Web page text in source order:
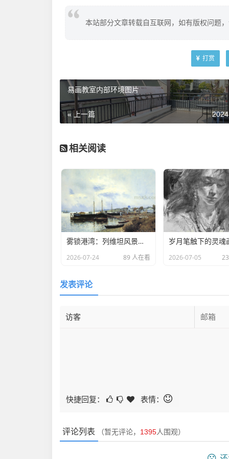
本站部分文章转载自互联网，如有版权问题
打赏
易画教室内部环境图片
« 上一篇
相关阅读
雾锁港湾：列维坦风景画中的水岸诗意
2026-07-24 89 人在看 2026-07-05
发表评论
快捷回复： 表情：
评论列表 （暂无评论， 1395人围观）